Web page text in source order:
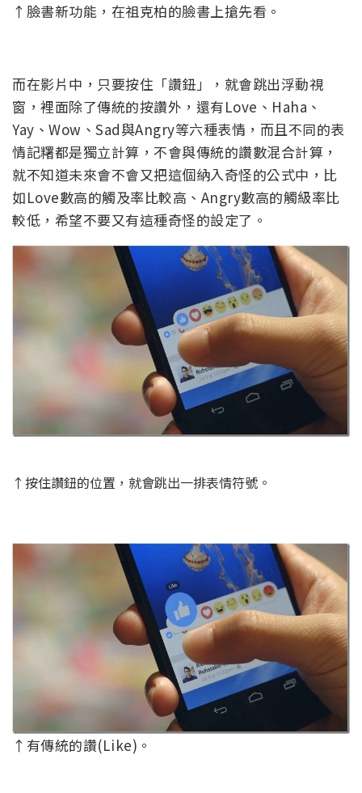
↑臉書新功能，在祖克柏的臉書上搶先看。
而在影片中，只要按住「讚鈕」，就會跳出浮動視
窗，裡面除了傳統的按讚外，還有Love、Haha、
Yay、Wow、Sad與Angry等六種表情，而且不同的表
情記糬都是獨立計算，不會與傳統的讚數混合計算，
就不知道未來會不會又把這個納入奇怪的公式中，比
如Love數高的觸及率比較高、Angry數高的觸級率比
較低，希望不要又有這種奇怪的設定了。
↑按住讚鈕的位置，就會跳出一排表情符號。
↑有傳統的讚(Like)。